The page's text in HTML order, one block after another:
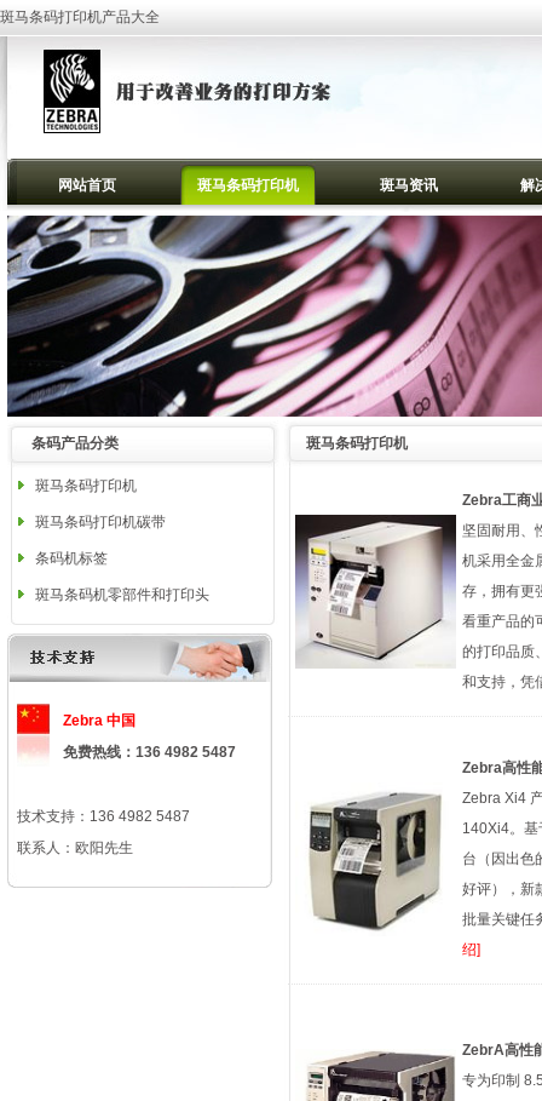
斑马条码打印机产品大全
网站首页 斑马条码打印机 斑马资讯 解
条码产品分类
斑马条码打印机
斑马条码打印机碳带
条码机标签
斑马条码机零部件和打印头
Zebra 中国
免费热线：136 4982 5487
技术支持：136 4982 5487
联系人：欧阳先生
斑马条码打印机
Zebra工商
坚固耐用、
机采用全金
存，拥有更
看重产品的
的打印品质
和支持，凭
Zebra高性
Zebra Xi4
140Xi4。基
台（因出色
好评），新
批量关键任
绍]
ZebrA高性
专为印制